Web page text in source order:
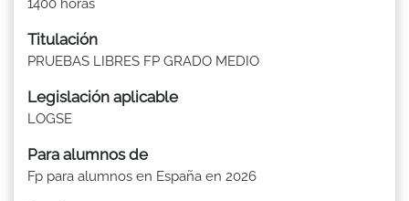
1400 horas
Titulación
PRUEBAS LIBRES FP GRADO MEDIO
Legislación aplicable
LOGSE
Para alumnos de
Fp para alumnos en España en 2026